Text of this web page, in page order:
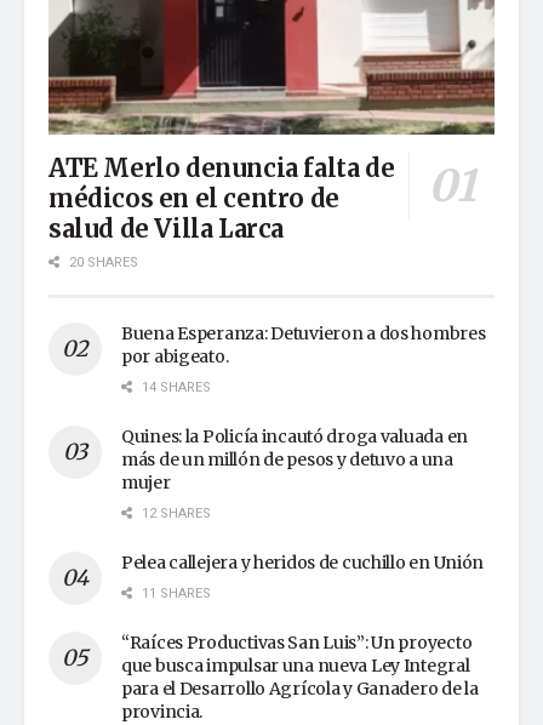
ATE Merlo denuncia falta de
médicos en el centro de
salud de Villa Larca
20 SHARES
Buena Esperanza: Detuvieron a dos hombres
por abigeato.
14 SHARES
Quines: la Policía incautó droga valuada en
más de un millón de pesos y detuvo a una
mujer
12 SHARES
Pelea callejera y heridos de cuchillo en Unión
11 SHARES
“Raíces Productivas San Luis”: Un proyecto
que busca impulsar una nueva Ley Integral
para el Desarrollo Agrícola y Ganadero de la
provincia.